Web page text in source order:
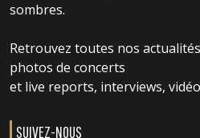
sombres.
Retrouvez toutes nos
photos de concerts
et live reports, interviews,
SUIVEZ-NOUS